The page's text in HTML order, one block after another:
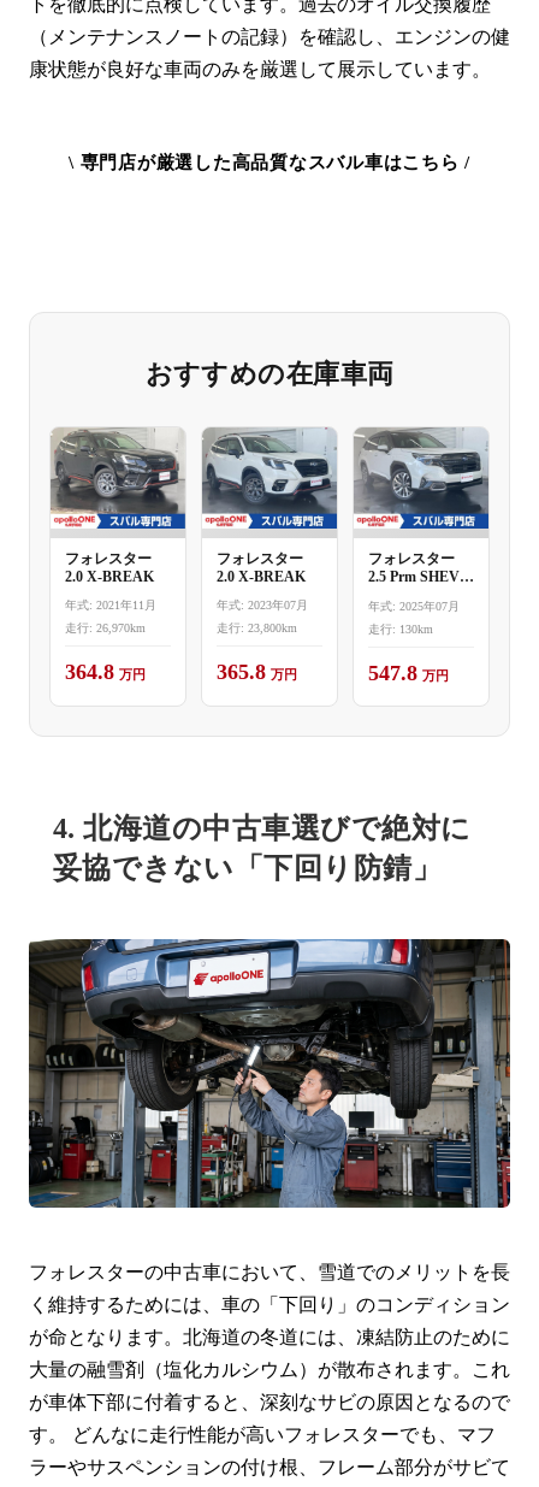
（メンテナンスノートの記録）を確認し、エンジンの健
康状態が良好な車両のみを厳選して展示しています。
\ 専門店が厳選した高品質なスバル車はこちら /
おすすめの在庫車両
フォレスター
2.0 X-BREAK
年式: 2021年11月
走行: 26,970km
364.8 万円
フォレスター
2.0 X-BREAK
年式: 2023年07月
走行: 23,800km
365.8 万円
フォレスター
2.5 Prm SHEV
年式: 2025年07月
走行: 130km
547.8 万円
4. 北海道の中古車選びで絶対に
妥協できない「下回り防錆」
フォレスターの中古車において、雪道でのメリットを長
く維持するためには、車の「下回り」のコンディション
が命となります。北海道の冬道には、凍結防止のために
大量の融雪剤（塩化カルシウム）が散布されます。これ
が車体下部に付着すると、深刻なサビの原因となるので
す。 どんなに走行性能が高いフォレスターでも、マフ
ラーやサスペンションの付け根、フレーム部分がサビて